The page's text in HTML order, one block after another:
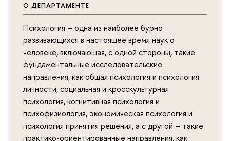
О ДЕПАРТАМЕНТЕ
Психология – одна из наиболее бурно
развивающихся в настоящее время наук о
человеке, включающая, с одной стороны, такие
фундаментальные исследовательские
направления, как общая психология и психология
личности, социальная и кросскультурная
психология, когнитивная психология и
психофизиология, экономическая психология и
психология принятия решения, а с другой – такие
практико-ориентированные направления, как